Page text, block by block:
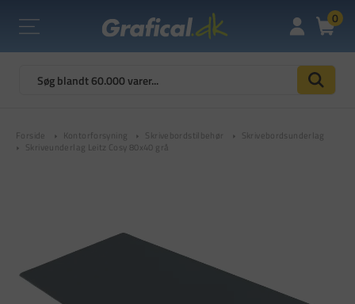
0
Forside Kontorforsyning Skrivebordstilbehør
Skrivebordsunderlag
Skriveunderlag Leitz Cosy 80x40 grå